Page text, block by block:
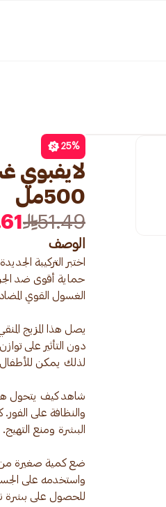
25%
500مل
51.49
الوصف
اختبر التركيبة
يصل هذا المزيج
دون التأثير على
شاهد كيف يتحول
والنظافة على
ضع كمية صغيرة من
واستخدمه على